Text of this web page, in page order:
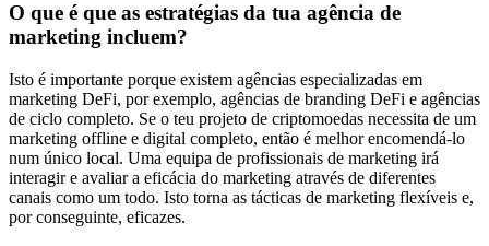
O que é que as estratégias da tua agência de
marketing incluem?
Isto é importante porque existem agências especializadas em
marketing DeFi, por exemplo, agências de branding DeFi e agências
de ciclo completo. Se o teu projeto de criptomoedas necessita de um
marketing offline e digital completo, então é melhor encomendá-lo
num único local. Uma equipa de profissionais de marketing irá
interagir e avaliar a eficácia do marketing através de diferentes
canais como um todo. Isto torna as tácticas de marketing flexíveis e,
por conseguinte, eficazes.